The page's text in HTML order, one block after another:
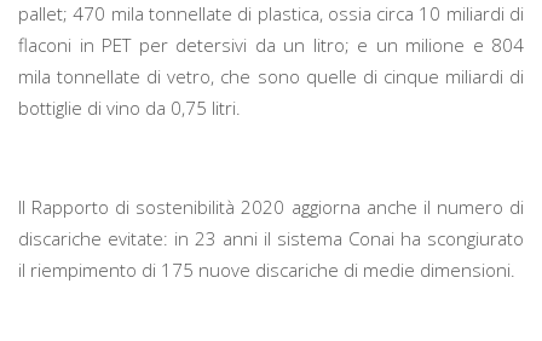
pallet; 470 mila tonnellate di plastica, ossia circa 10 miliardi di
flaconi in PET per detersivi da un litro; e un milione e 804
mila tonnellate di vetro, che sono quelle di cinque miliardi di
bottiglie di vino da 0,75 litri.
Il Rapporto di sostenibilità 2020 aggiorna anche il numero di
discariche evitate: in 23 anni il sistema Conai ha scongiurato
il riempimento di 175 nuove discariche di medie dimensioni.